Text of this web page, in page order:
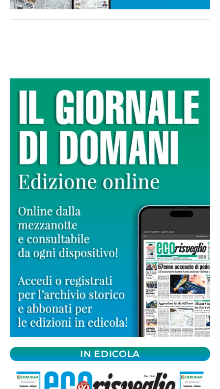
IN EDICOLA